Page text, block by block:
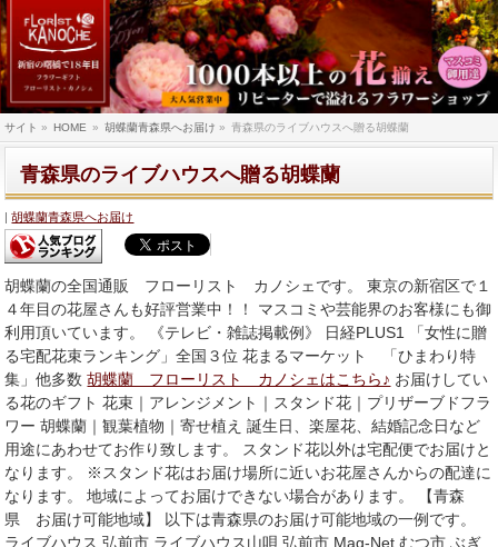
サイト » HOME » 胡蝶蘭青森県へお届け » 青森県のライブハウスへ贈る胡蝶蘭
青森県のライブハウスへ贈る胡蝶蘭
胡蝶蘭青森県へお届け
胡蝶蘭の全国通販 フローリスト カノシェです。 東京の新宿区で１
４年目の花屋さんも好評営業中！！ マスコミや芸能界のお客様にも御
利用頂いています。 《テレビ・雑誌掲載例》 日経PLUS1 「女性に贈
る宅配花束ランキング」全国３位 花まるマーケット 「ひまわり特
集」他多数胡蝶蘭 フローリスト カノシェはこちら♪ お届けしてい
る花のギフト 花束｜アレンジメント｜スタンド花｜プリザーブドフラ
ワー 胡蝶蘭｜観葉植物｜寄せ植え 誕生日、楽屋花、結婚記念日など
用途にあわせてお作り致します。 スタンド花以外は宅配便でお届けと
なります。 ※スタンド花はお届け場所に近いお花屋さんからの配達に
なります。 地域によってお届けできない場合があります。 【青森
県 お届け可能地域】 以下は青森県のお届け可能地域の一例です。
ライブハウス 弘前市 ライブハウス山唄 弘前市 Mag-Net むつ市 ぶぎ